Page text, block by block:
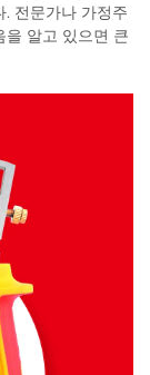
전문가나 가정주
을 알고 있으면 큰